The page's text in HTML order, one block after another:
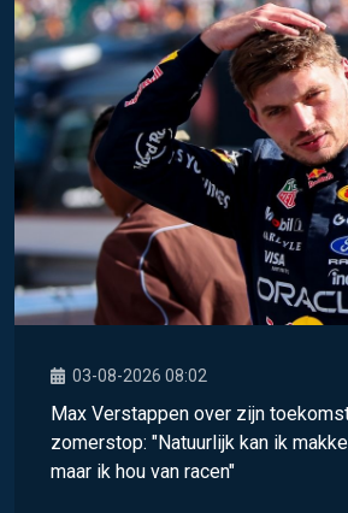
03-08-2026 08:02
Max Verstappen over zijn
zomerstop: "Natuurlijk kan ik
maar ik hou van racen"